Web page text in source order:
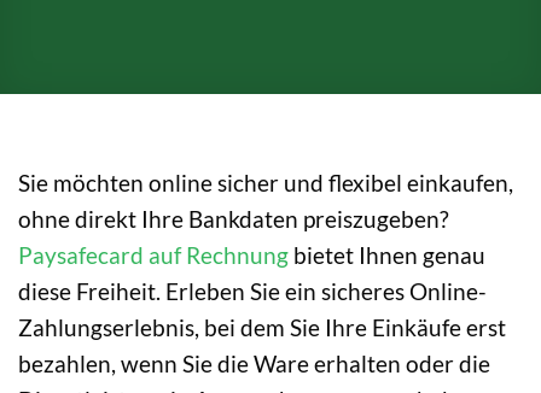
Sie möchten online sicher und flexibel einkaufen,
ohne direkt Ihre Bankdaten preiszugeben?
Paysafecard auf Rechnung bietet Ihnen genau
diese Freiheit. Erleben Sie ein sicheres Online-
Zahlungserlebnis, bei dem Sie Ihre Einkäufe erst
bezahlen, wenn Sie die Ware erhalten oder die